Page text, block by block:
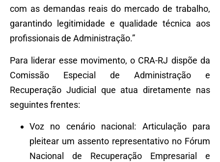
com as demandas reais do mercado de trabalho,
garantindo legitimidade e qualidade técnica aos
profissionais de Administração.”
Para liderar esse movimento, o CRA-RJ dispõe da
Comissão Especial de Administração e
Recuperação Judicial que atua diretamente nas
seguintes frentes:
Voz no cenário nacional: Articulação para
pleitear um assento representativo no Fórum
Nacional de Recuperação Empresarial e